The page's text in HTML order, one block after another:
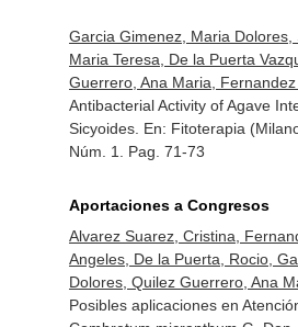
Garcia Gimenez, Maria Dolores,
Maria Teresa, De la Puerta
Guerrero, Ana Maria,
Antibacterial Activity of Agave
Sicyoides. En: Fitoterapia
Núm. 1. Pag. 71-73
Aportaciones a Congresos
Alvarez Suarez, Cristina,
Angeles, De la Puerta, Rocio,
Dolores, Quilez Guerrero, Ana
Posibles aplicaciones en